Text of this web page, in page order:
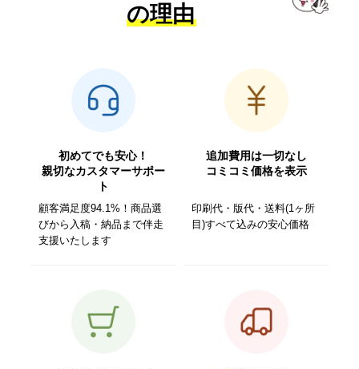
の理由
初めてでも安心！
親切なカスタマーサポー
ト
顧客満足度94.1%！商品選
びから入稿・納品まで伴走
支援いたします
追加費用は一切なし
コミコミ価格を表示
印刷代・版代・送料(1ヶ所
目)すべて込みの安心価格